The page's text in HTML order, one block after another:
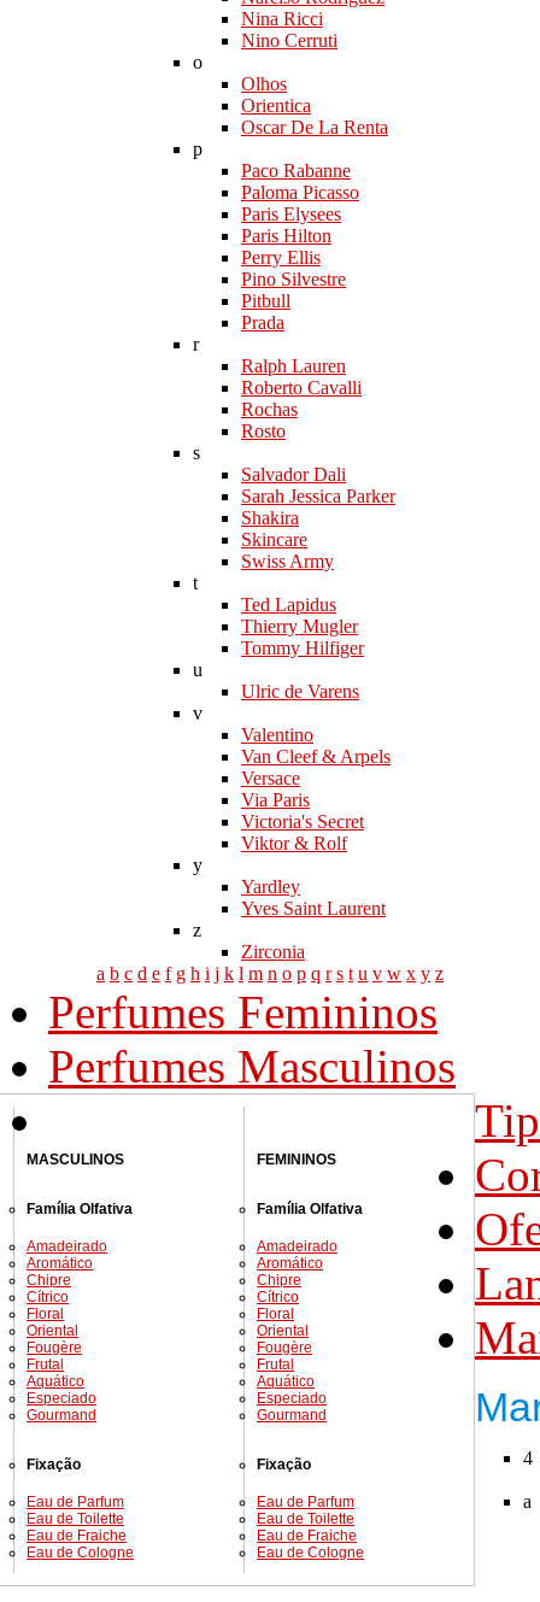
Nina Ricci
Nino Cerruti
o
Olhos
Orientica
Oscar De La Renta
p
Paco Rabanne
Paloma Picasso
Paris Elysees
Paris Hilton
Perry Ellis
Pino Silvestre
Pitbull
Prada
r
Ralph Lauren
Roberto Cavalli
Rochas
Rosto
s
Salvador Dali
Sarah Jessica Parker
Shakira
Skincare
Swiss Army
t
Ted Lapidus
Thierry Mugler
Tommy Hilfiger
u
Ulric de Varens
v
Valentino
Van Cleef & Arpels
Versace
Via Paris
Victoria's Secret
Viktor & Rolf
y
Yardley
Yves Saint Laurent
z
Zirconia
a b c d e f g h i j k l m n o p q r s t u v w x y z
Perfumes Femininos
Perfumes Masculinos
MASCULINOS
Família Olfativa
Amadeirado
Aromático
Chipre
Cítrico
Floral
Oriental
Fougère
Frutal
Aquático
Especiado
Gourmand
Fixação
Eau de Parfum
Eau de Toilette
Eau de Fraiche
Eau de Cologne
FEMININOS
Família Olfativa
Amadeirado
Aromático
Chipre
Cítrico
Floral
Oriental
Fougère
Frutal
Aquático
Especiado
Gourmand
Fixação
Eau de Parfum
Eau de Toilette
Eau de Fraiche
Eau de Cologne
4
a